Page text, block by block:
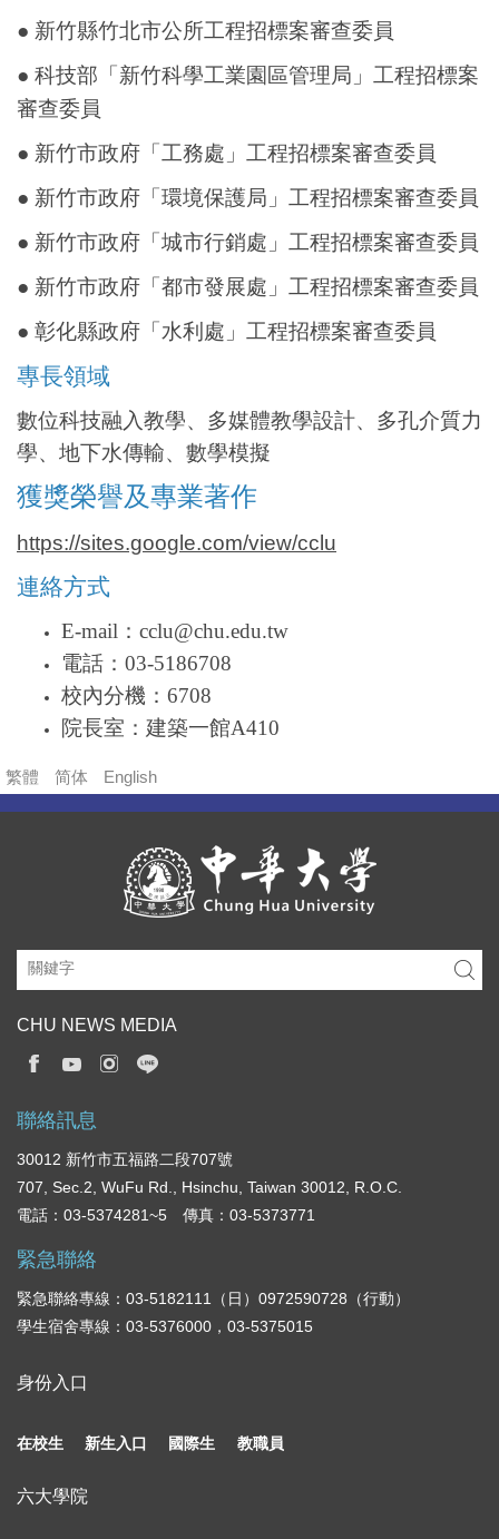
● 新竹縣竹北市公所工程招標案審查委員
● 科技部「新竹科學工業園區管理局」工程招標案
審查委員
● 新竹市政府「工務處」工程招標案審查委員
● 新竹市政府「環境保護局」工程招標案審查委員
● 新竹市政府「城市行銷處」工程招標案審查委員
● 新竹市政府「都市發展處」工程招標案審查委員
● 彰化縣政府「水利處」工程招標案審查委員
專長領域
數位科技融入教學、多媒體教學設計、多孔介質力
學、地下水傳輸、數學模擬
獲獎榮譽及專業著作
https://sites.google.com/view/cclu
連絡方式
E-mail：cclu@chu.edu.tw
電話：03-5186708
校內分機：6708
院長室：建築一館A410
繁體 简体 English
CHU NEWS MEDIA
聯絡訊息
30012 新竹市五福路二段707號
707, Sec.2, WuFu Rd., Hsinchu, Taiwan 30012, R.O.C.
電話：03-5374281~5 傳真：03-5373771
緊急聯絡
緊急聯絡專線：03-5182111（日）0972590728（行動）
學生宿舍專線：03-5376000，03-5375015
身份入口
在校生 新生入口 國際生 教職員
六大學院